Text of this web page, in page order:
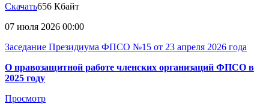
Скачать656 Кбайт
07 июля 2026 00:00
Заседание Президиума ФПСО №15 от 23 апреля 2026 года
О правозащитной работе членских организаций ФПСО в
2025 году
Просмотр